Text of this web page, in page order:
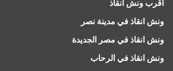
اقرب ونش انقاذ
ونش انقاذ في مدينة نصر
ونش انقاذ في مصر الجديدة
ونش انقاذ في الرحاب